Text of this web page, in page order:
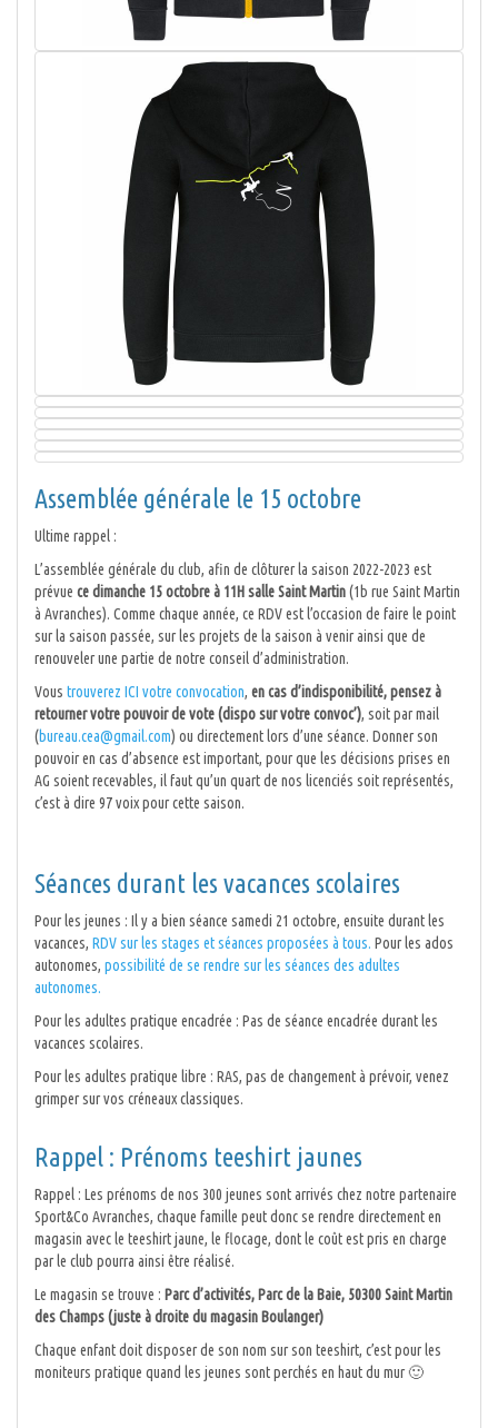
Assemblée générale le 15 octobre
Ultime rappel :
L’assemblée générale du club, afin de clôturer la saison 2022-2023 est
prévue ce dimanche 15 octobre à 11H salle Saint Martin(1b rue Saint Martin
à Avranches). Comme chaque année, ce RDV est l’occasion de faire le point
sur la saison passée, sur les projets de la saison à venir ainsi que de
renouveler une partie de notre conseil d’administration.
Vous trouverez ICI votre convocation, en cas d’indisponibilité, pensez à
retourner votre pouvoir de vote (dispo sur votre convoc’), soit par mail
(bureau.cea@gmail.com) ou directement lors d’une séance. Donner son
pouvoir en cas d’absence est important, pour que les décisions prises en
AG soient recevables, il faut qu’un quart de nos licenciés soit représentés,
c’est à dire 97 voix pour cette saison.
Séances durant les vacances scolaires
Pour les jeunes : Il y a bien séance samedi 21 octobre, ensuite durant les
vacances, RDV sur les stages et séances proposées à tous. Pour les ados
autonomes, possibilité de se rendre sur les séances des adultes
autonomes.
Pour les adultes pratique encadrée : Pas de séance encadrée durant les
vacances scolaires.
Pour les adultes pratique libre : RAS, pas de changement à prévoir, venez
grimper sur vos créneaux classiques.
Rappel : Prénoms teeshirt jaunes
Rappel : Les prénoms de nos 300 jeunes sont arrivés chez notre partenaire
Sport&Co Avranches, chaque famille peut donc se rendre directement en
magasin avec le teeshirt jaune, le flocage, dont le coût est pris en charge
par le club pourra ainsi être réalisé.
Le magasin se trouve : Parc d’activités, Parc de la Baie, 50300 Saint Martin
des Champs (juste à droite du magasin Boulanger)
Chaque enfant doit disposer de son nom sur son teeshirt, c’est pour les
moniteurs pratique quand les jeunes sont perchés en haut du mur 🙂